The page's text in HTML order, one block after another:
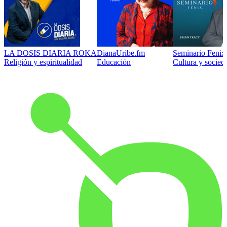
LA DOSIS DIARIA ROKA
Religión y espiritualidad
DianaUribe.fm
Educación
Seminario
Cultura y